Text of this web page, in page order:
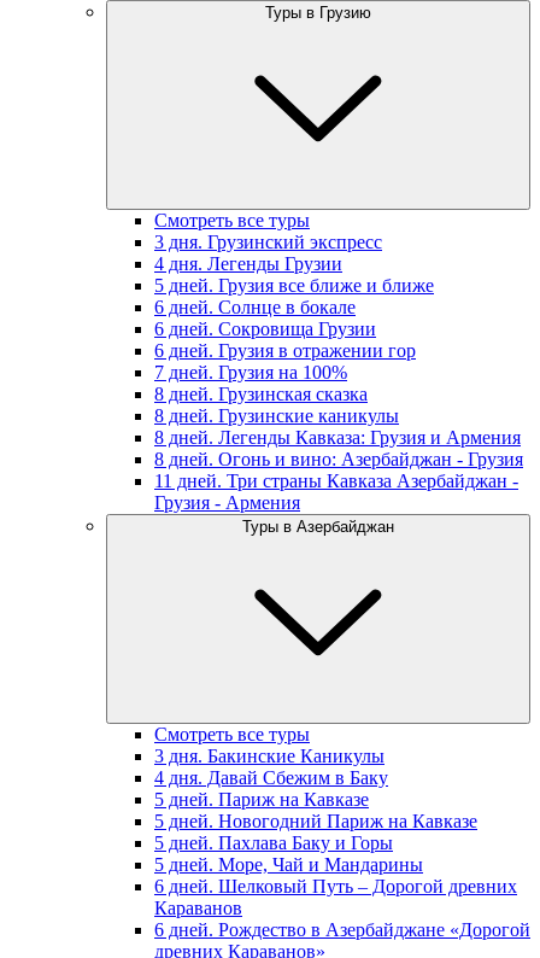
Туры в Грузию
Смотреть все туры
3 дня. Грузинский экспресс
4 дня. Легенды Грузии
5 дней. Грузия все ближе и ближе
6 дней. Солнце в бокале
6 дней. Сокровища Грузии
6 дней. Грузия в отражении гор
7 дней. Грузия на 100%
8 дней. Грузинская сказка
8 дней. Грузинские каникулы
8 дней. Легенды Кавказа: Грузия и Армения
8 дней. Огонь и вино: Азербайджан - Грузия
11 дней. Три страны Кавказа Азербайджан -
Грузия - Армения
Туры в Азербайджан
Смотреть все туры
3 дня. Бакинские Каникулы
4 дня. Давай Сбежим в Баку
5 дней. Париж на Кавказе
5 дней. Новогодний Париж на Кавказе
5 дней. Пахлава Баку и Горы
5 дней. Море, Чай и Мандарины
6 дней. Шелковый Путь – Дорогой древних
Караванов
6 дней. Рождество в Азербайджане «Дорогой
древних Караванов»